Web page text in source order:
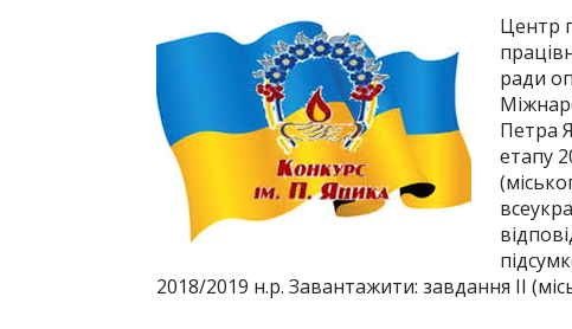
Центр
ради
Петра
етапу
2018/2019 н.р. Завантажити: завдання ІІ